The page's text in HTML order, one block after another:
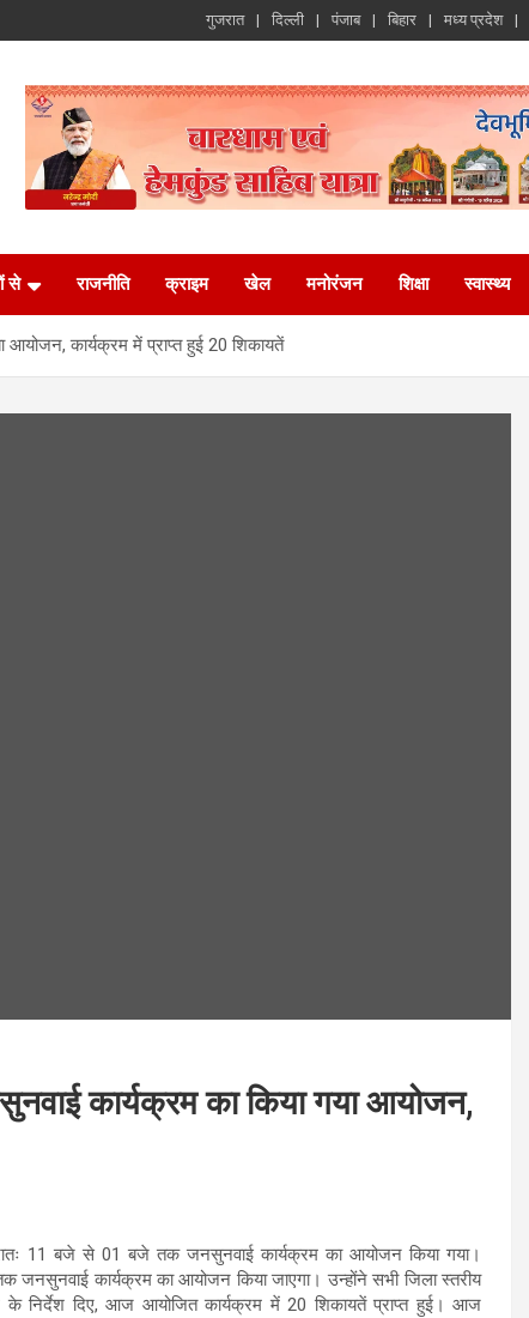
गुजरात दिल्ली पंजाब बिहार मध्य प्रदेश
से राजनीति क्राइम खेल मनोरंजन शिक्षा स्वास्थ्य
आयोजन, कार्यक्रम में प्राप्त हुई 20 शिकायतें
कार्यक्रम का किया गया आयोजन,
11 बजे से 01 बजे तक जनसुनवाई कार्यक्रम का आयोजन किया गया।
जनसुनवाई कार्यक्रम का आयोजन किया जाएगा। उन्होंने सभी जिला स्तरीय
के निर्देश दिए, आज आयोजित कार्यक्रम में 20 शिकायतें प्राप्त हुई। आज